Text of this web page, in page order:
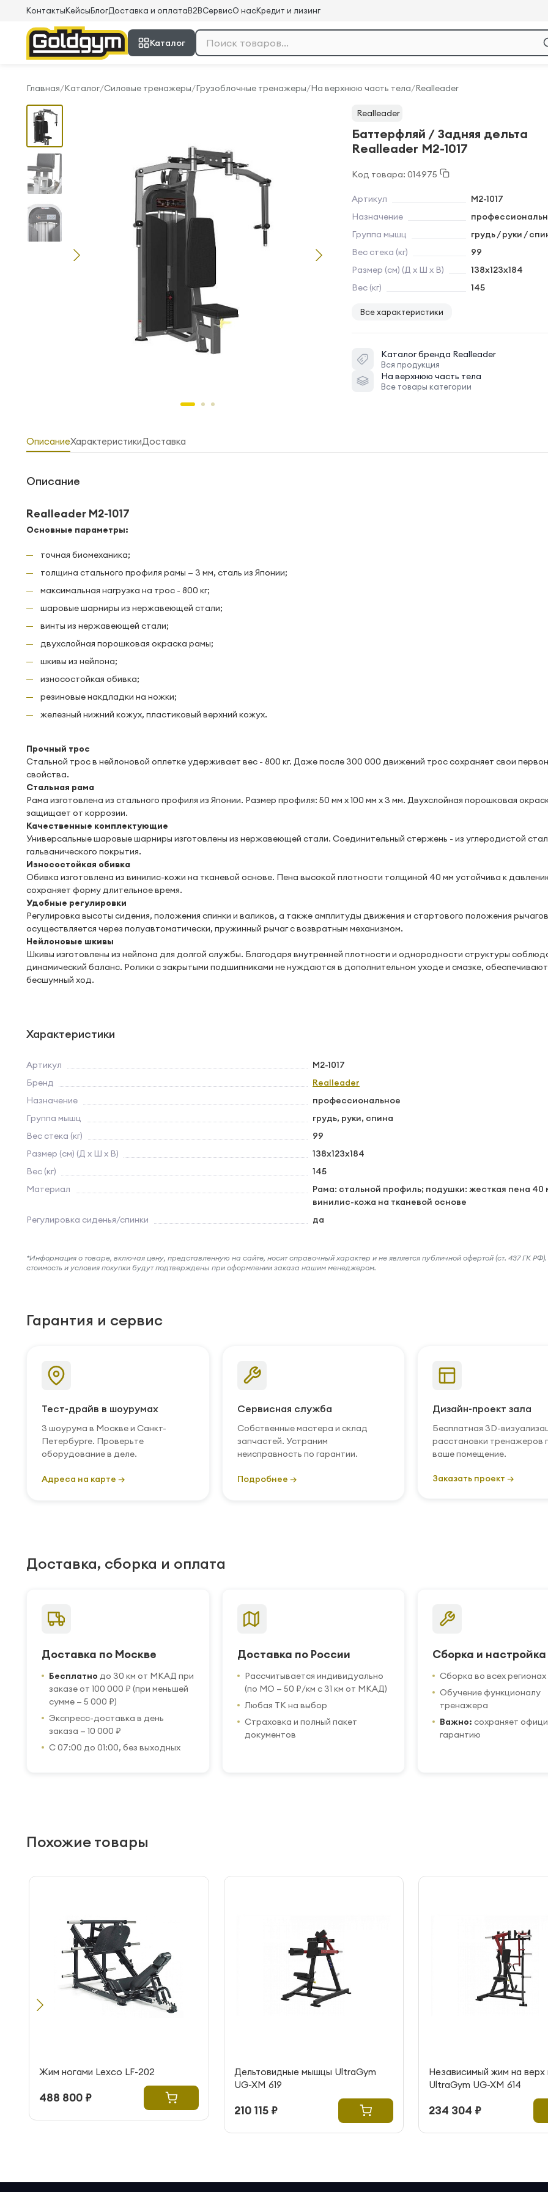
КонтактыКейсыБлогДоставка и оплатаB2BСервисО насКредит и лизинг
Каталог
Главная/Каталог/Силовые тренажеры/Грузоблочные тренажеры/На верхнюю часть тела/Realleader
Realleader
Баттерфляй / Задняя дельта
Realleader M2-1017
Код товара: 014975
Артикул
M2-1017
Назначение
Группа мышц
грудь / руки /
Вес стека (кг)
99
Размер (см) (Д х Ш х В)
138х123х184
Вес (кг)
145
Все характеристики
Каталог бренда Realleader
Вся продукция
На верхнюю часть тела
Все товары категории
ОписаниеХарактеристикиДоставка
Описание
Realleader M2-1017
Основные параметры:
точная биомеханика;
толщина стального профиля рамы — 3 мм, сталь из Японии;
максимальная нагрузка на трос - 800 кг;
шаровые шарниры из нержавеющей стали;
винты из нержавеющей стали;
двухслойная порошковая окраска рамы;
шкивы из нейлона;
износостойкая обивка;
резиновые накдладки на ножки;
железный нижний кожух, пластиковый верхний кожух.
Прочный трос
Стальной трос в нейлоновой оплетке удерживает вес - 800 кг. Даже после 300 000 движений трос сохраняет свои
свойства.
Стальная рама
Рама изготовлена из стального профиля из Японии. Размер профиля: 50 мм х 100 мм х 3 мм. Двухслойная порошковая
защищает от коррозии.
Качественные комплектующие
Универсальные шаровые шарниры изготовлены из нержавеющей стали. Соединительный стержень - из углеродистой
гальванического покрытия.
Износостойкая обивка
Обивка изготовлена из винилис-кожи на тканевой основе. Пена высокой плотности толщиной 40 мм устойчива к
сохраняет форму длительное время.
Удобные регулировки
Регулировка высоты сидения, положения спинки и валиков, а также амплитуды движения и стартового положения
осуществляется через полуавтоматически, пружинный рычаг с возвратным механизмом.
Нейлоновые шкивы
Шкивы изготовлены из нейлона для долгой службы. Благодаря внутренней плотности и однородности структуры
динамический баланс. Ролики с закрытыми подшипниками не нуждаются в дополнительном уходе и смазке, обеспечивают
бесшумный ход.
Характеристики
Артикул
M2-1017
Бренд
Realleader
Назначение
профессиональное
Группа мышц
грудь, руки, спина
Вес стека (кг)
99
Размер (см) (Д х Ш х В)
138х123х184
Вес (кг)
145
Материал
Рама: стальной профиль; подушки: жесткая пена 40
винилис-кожа на тканевой основе
Регулировка сиденья/спинки
да
*Информация о товаре, включая цену, представленную на сайте, носит справочный характер и не является публичной офертой (ст. 437 ГК РФ).
стоимость и условия покупки будут подтверждены при оформлении заказа нашим менеджером.
Гарантия и сервис
Тест-драйв в шоурумах
3 шоурума в Москве и Санкт-
Петербурге. Проверьте
оборудование в деле.
Адреса на карте →
Сервисная служба
Собственные мастера и склад
запчастей. Устраним
неисправность по гарантии.
Подробнее →
Дизайн-проект зала
Бесплатная 3D-
расстановки тренажеров
ваше помещение.
Заказать проект →
Доставка, сборка и оплата
Доставка по Москве
Бесплатно до 30 км от МКАД при
заказе от 100 000 ₽ (при меньшей
сумме — 5 000 ₽)
Экспресс-доставка в день
заказа — 10 000 ₽
С 07:00 до 01:00, без выходных
Доставка по России
Рассчитывается индивидуально
(по МО — 50 ₽/км с 31 км от МКАД)
Любая ТК на выбор
Страховка и полный пакет
документов
Сборка и настройка
Сборка во всех
Обучение функционалу
тренажера
Важно: сохраняет
гарантию
Похожие товары
Жим ногами Lexco LF-202
488 800 ₽
Дельтовидные мышцы UltraGym
UG-XM 619
210 115 ₽
Независимый жим на верх
UltraGym UG-XM 614
234 304 ₽